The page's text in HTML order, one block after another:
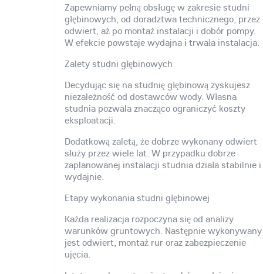
Zapewniamy pełną obsługę w zakresie studni
głębinowych, od doradztwa technicznego, przez
odwiert, aż po montaż instalacji i dobór pompy.
W efekcie powstaje wydajna i trwała instalacja.
Zalety studni głębinowych
Decydując się na studnię głębinową zyskujesz
niezależność od dostawców wody. Własna
studnia pozwala znacząco ograniczyć koszty
eksploatacji.
Dodatkową zaletą, że dobrze wykonany odwiert
służy przez wiele lat. W przypadku dobrze
zaplanowanej instalacji studnia działa stabilnie i
wydajnie.
Etapy wykonania studni głębinowej
Każda realizacja rozpoczyna się od analizy
warunków gruntowych. Następnie wykonywany
jest odwiert, montaż rur oraz zabezpieczenie
ujęcia.